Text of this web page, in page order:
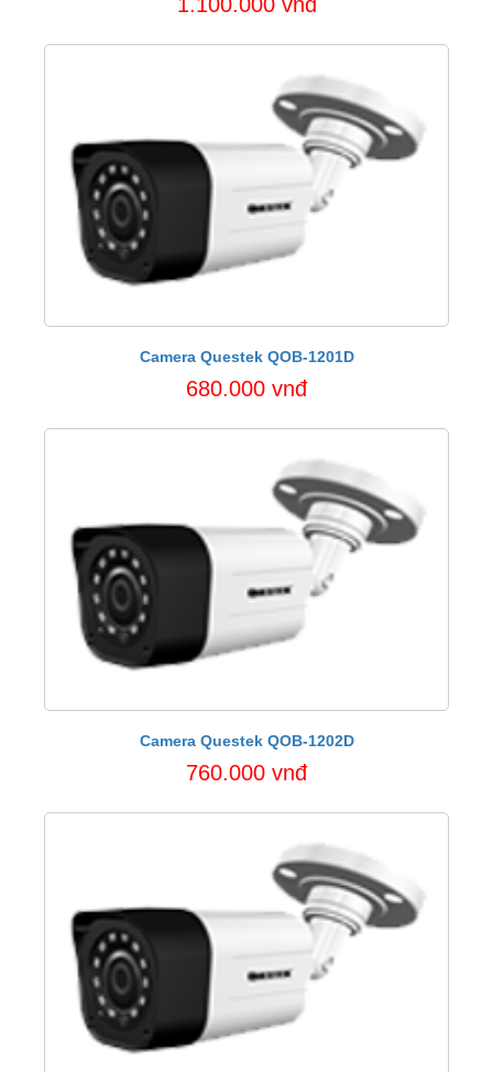
Camera Questek QOB-1201D
680.000 vnđ
Camera Questek QOB-1202D
760.000 vnđ